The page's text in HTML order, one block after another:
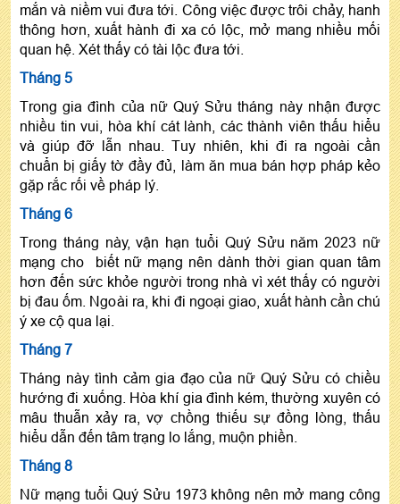
mắn và niềm vui đưa tới. Công việc được trôi chảy, hanh
thông hơn, xuất hành đi xa có lộc, mở mang nhiều mối
quan hệ. Xét thấy có tài lộc đưa tới.
Tháng 5
Trong gia đình của nữ Quý Sửu tháng này nhận được
nhiều tin vui, hòa khí cát lành, các thành viên thấu hiểu
và giúp đỡ lẫn nhau. Tuy nhiên, khi đi ra ngoài cần
chuẩn bị giấy tờ đầy đủ, làm ăn mua bán hợp pháp kẻo
gặp rắc rối về pháp lý.
Tháng 6
Trong tháng này, vận hạn tuổi Quý Sửu năm 2023 nữ
mạng cho biết nữ mạng nên dành thời gian quan tâm
hơn đến sức khỏe người trong nhà vì xét thấy có người
bị đau ốm. Ngoài ra, khi đi ngoại giao, xuất hành cần chú
ý xe cộ qua lại.
Tháng 7
Tháng này tình cảm gia đạo của nữ Quý Sửu có chiều
hướng đi xuống. Hòa khí gia đình kém, thường xuyên có
mâu thuẫn xảy ra, vợ chồng thiếu sự đồng lòng, thấu
hiểu dẫn đến tâm trạng lo lắng, muộn phiền.
Tháng 8
Nữ mạng tuổi Quý Sửu 1973 không nên mở mang công